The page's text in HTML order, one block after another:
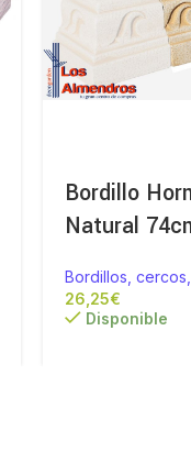
Bordillo
Natural
Bordillos,
€
Disponible